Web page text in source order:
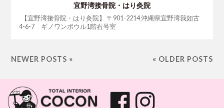
宜野湾接骨院・はり灸院
【宜野湾接骨院・はり灸院】 〒901-2214 沖縄県宜野湾我如古
4-6-7 ギノワンボウル1階右号室
« OLDER POSTS
NEWER POSTS »